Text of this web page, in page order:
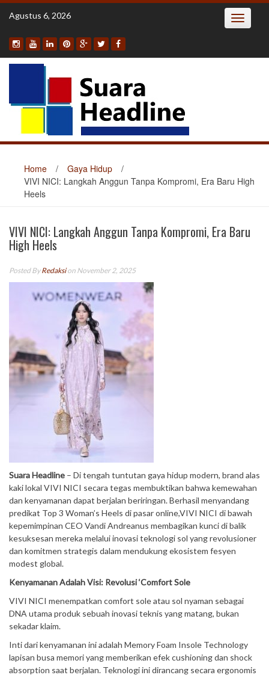
Skip
Agustus 6, 2026 Toggle
Home / Gaya Hidup
/
VIVI NICI: Langkah Anggun Tanpa Kompromi, Era Baru High
Heels
VIVI NICI: Langkah Anggun Tanpa Kompromi, Era Baru
High Heels
Posted ByRedaksion November 2, 2025
Suara Headline – Di tengah tuntutan gaya hidup modern, brand alas
kaki lokal VIVI NICI secara tegas membuktikan bahwa kemewahan
dan kenyamanan dapat berjalan beriringan. Berhasil menyandang
predikat Top 3 Woman’s Heels di pasar online,VIVI NICI di bawah
kepemimpinan CEO Vandi Andreanus membagikan kunci di balik
kesuksesan mereka melalui inovasi teknologi sol yang revolusioner
dan komitmen strategis dalam mendukung ekosistem fesyen
modest global.
Kenyamanan Adalah Visi: Revolusi ‘Comfort Sole
VIVI NICI menempatkan comfort sole atau sol nyaman sebagai
DNA utama produk sebuah inovasi teknis yang matang, bukan
sekadar klaim.
Inti dari kenyamanan ini adalah Memory Foam Insole Technology
lapisan busa memori yang memberikan efek cushioning dan shock
absorption saat berjalan. Teknologi ini dirancang secara ergonomis